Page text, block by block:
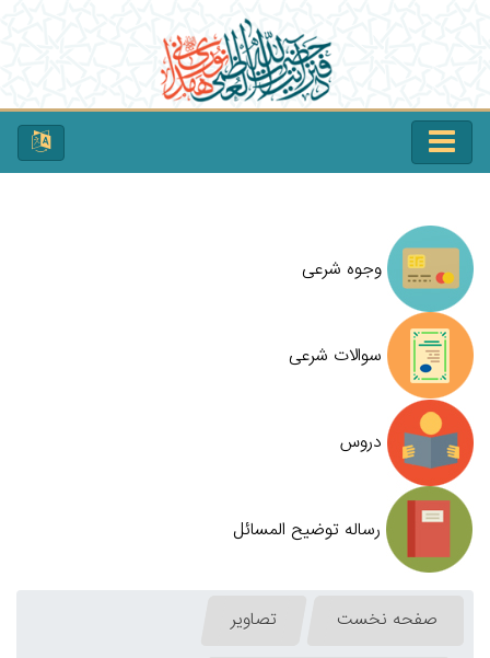
وجوه شرعی
سوالات شرعی
دروس
رساله توضیح المسائل
صفحه نخست تصاویر